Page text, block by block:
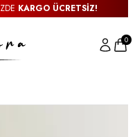
KARGO ÜCRETSİZ!
0